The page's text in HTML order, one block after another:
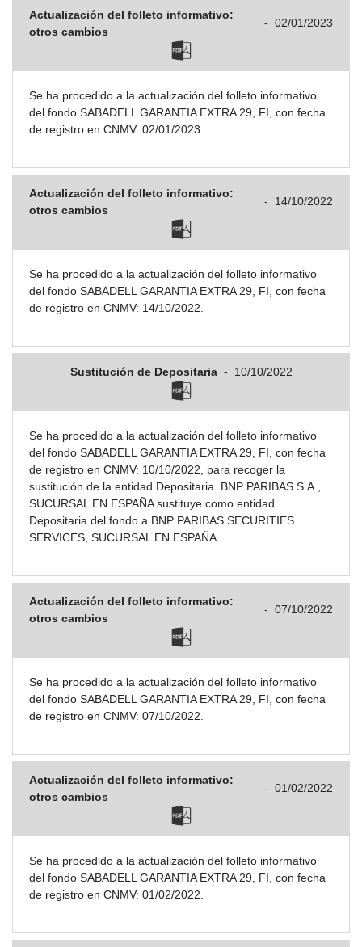
Actualización del folleto informativo:
otros cambios
- 02/01/2023
Se ha procedido a la actualización del folleto informativo
del fondo SABADELL GARANTIA EXTRA 29, FI, con fecha
de registro en CNMV: 02/01/2023.
Actualización del folleto informativo:
otros cambios
- 14/10/2022
Se ha procedido a la actualización del folleto informativo
del fondo SABADELL GARANTIA EXTRA 29, FI, con fecha
de registro en CNMV: 14/10/2022.
Sustitución de Depositaria - 10/10/2022
Se ha procedido a la actualización del folleto informativo
del fondo SABADELL GARANTIA EXTRA 29, FI, con fecha
de registro en CNMV: 10/10/2022, para recoger la
sustitución de la entidad Depositaria. BNP PARIBAS S.A.,
SUCURSAL EN ESPAÑA sustituye como entidad
Depositaria del fondo a BNP PARIBAS SECURITIES
SERVICES, SUCURSAL EN ESPAÑA.
Actualización del folleto informativo:
otros cambios
- 07/10/2022
Se ha procedido a la actualización del folleto informativo
del fondo SABADELL GARANTIA EXTRA 29, FI, con fecha
de registro en CNMV: 07/10/2022.
Actualización del folleto informativo:
otros cambios
- 01/02/2022
Se ha procedido a la actualización del folleto informativo
del fondo SABADELL GARANTIA EXTRA 29, FI, con fecha
de registro en CNMV: 01/02/2022.